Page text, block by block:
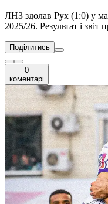
ЛНЗ здолав Рух (1:0) у
2025/26. Результат і
Поділитись
0
коментарі